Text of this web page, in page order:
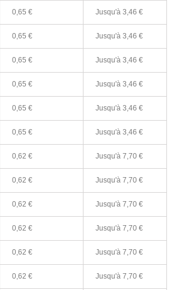
0,65 € Jusqu'à 3,46 €
0,65 € Jusqu'à 3,46 €
0,65 € Jusqu'à 3,46 €
0,65 € Jusqu'à 3,46 €
0,65 € Jusqu'à 3,46 €
0,65 € Jusqu'à 3,46 €
0,62 € Jusqu'à 7,70 €
0,62 € Jusqu'à 7,70 €
0,62 € Jusqu'à 7,70 €
0,62 € Jusqu'à 7,70 €
0,62 € Jusqu'à 7,70 €
0,62 € Jusqu'à 7,70 €